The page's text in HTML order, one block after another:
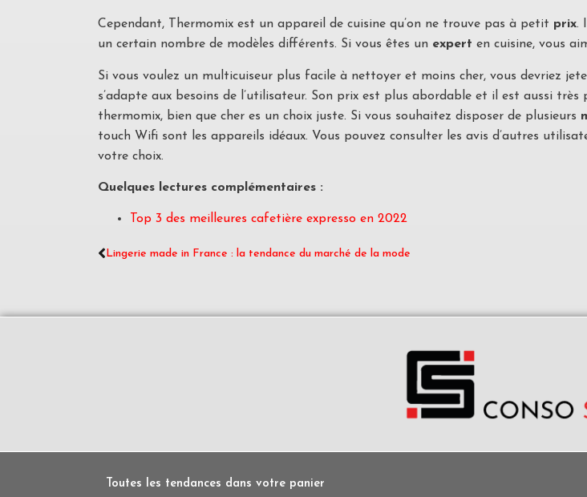
Cependant, Thermomix est un appareil de cuisine qu’on ne trouve pas à petit prix.
un certain nombre de modèles différents. Si vous êtes un expert en cuisine, vous
Si vous voulez un multicuiseur plus facile à nettoyer et moins cher, vous devriez
s’adapte aux besoins de l’utilisateur. Son prix est plus abordable et il est aussi
thermomix, bien que cher es un choix juste. Si vous souhaitez disposer de plusieurs
touch Wifi sont les appareils idéaux. Vous pouvez consulter les avis d’autres
votre choix.
Quelques lectures complémentaires :
Top 3 des meilleures cafetière expresso en 2022
Lingerie made in France : la tendance du marché de la mode
Toutes les tendances dans votre panier